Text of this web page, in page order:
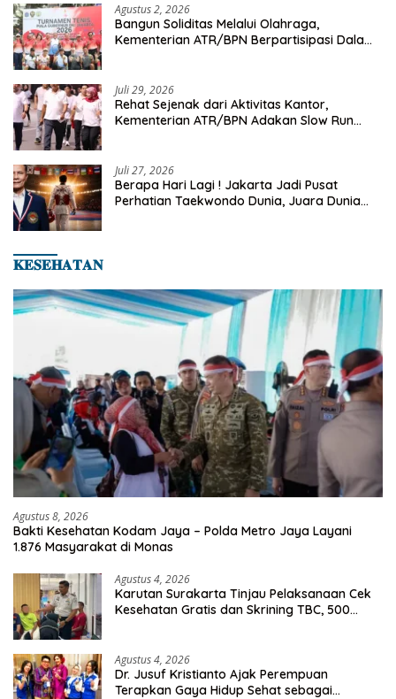
Agustus 2, 2026
Bangun Soliditas Melalui Olahraga,
Kementerian ATR/BPN Berpartisipasi Dalam
Juli 29, 2026
Rehat Sejenak dari Aktivitas Kantor,
Kementerian ATR/BPN Adakan Slow Run
Juli 27, 2026
Berapa Hari Lagi ! Jakarta Jadi Pusat
Perhatian Taekwondo Dunia, Juara Dunia
𝐊𝐄𝐒𝐄𝐇𝐀𝐓𝐀𝐍
Agustus 8, 2026
Bakti Kesehatan Kodam Jaya – Polda Metro Jaya Layani
1.876 Masyarakat di Monas
Agustus 4, 2026
Karutan Surakarta Tinjau Pelaksanaan Cek
Kesehatan Gratis dan Skrining TBC, 500
Agustus 4, 2026
Dr. Jusuf Kristianto Ajak Perempuan
Terapkan Gaya Hidup Sehat sebagai